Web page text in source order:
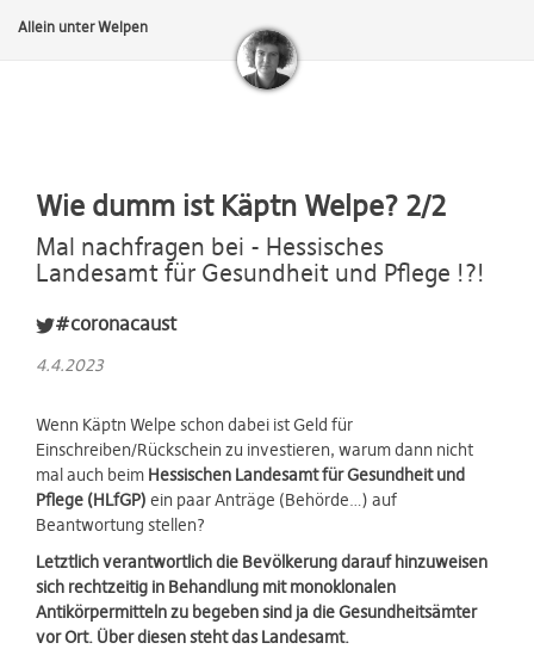
Allein unter Welpen
Wie dumm ist Käptn Welpe? 2/2
Mal nachfragen bei - Hessisches
Landesamt für Gesundheit und Pflege !?!
#coronacaust
4.4.2023
Wenn Käptn Welpe schon dabei ist Geld für
Einschreiben/Rückschein zu investieren, warum dann nicht
mal auch beim Hessischen Landesamt für Gesundheit und
Pflege (HLfGP) ein paar Anträge (Behörde…) auf
Beantwortung stellen?
Letztlich verantwortlich die Bevölkerung darauf hinzuweisen
sich rechtzeitig in Behandlung mit monoklonalen
Antikörpermitteln zu begeben sind ja die Gesundheitsämter
vor Ort. Über diesen steht das Landesamt.